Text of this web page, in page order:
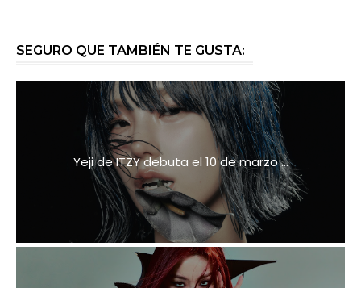
SEGURO QUE TAMBIÉN TE GUSTA:
Yeji de ITZY debuta el 10 de marzo ...